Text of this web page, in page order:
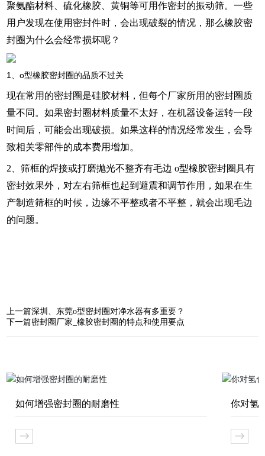
聚氨酯材料、硫化橡胶、黄铜等可用作密封的振动筛。一些
用户发现在使用密封件时，会出现破裂的情况，那么橡胶密
封圈为什么会经常损坏呢？
1、o型橡胶密封圈的品质不过关
现在常用的密封圈是硅胶材料，但每个厂家所用的密封圈质
量不同。如果密封圈材料质量不太好，在机器设备运转一段
时间后，可能会出现破损。如果这样的情况经常发生，会导
致相关零部件的成本费用增加。
2、筛框的焊接或打磨抛光不整齐有毛边 o型橡胶密封圈具有
密封效果外，对左右筛框也起到避震和调节作用，如果在生
产制造筛框的时候，边缘不平整或者不平整，就会出现毛边
的问题。
上一篇深圳、东莞o型密封圈对净水器有多重要？
密封圈厂家_橡胶密封圈的特点和使用要点
下一篇
如何增强密封圈的耐磨性 你对氢